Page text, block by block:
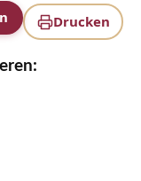
Drucken